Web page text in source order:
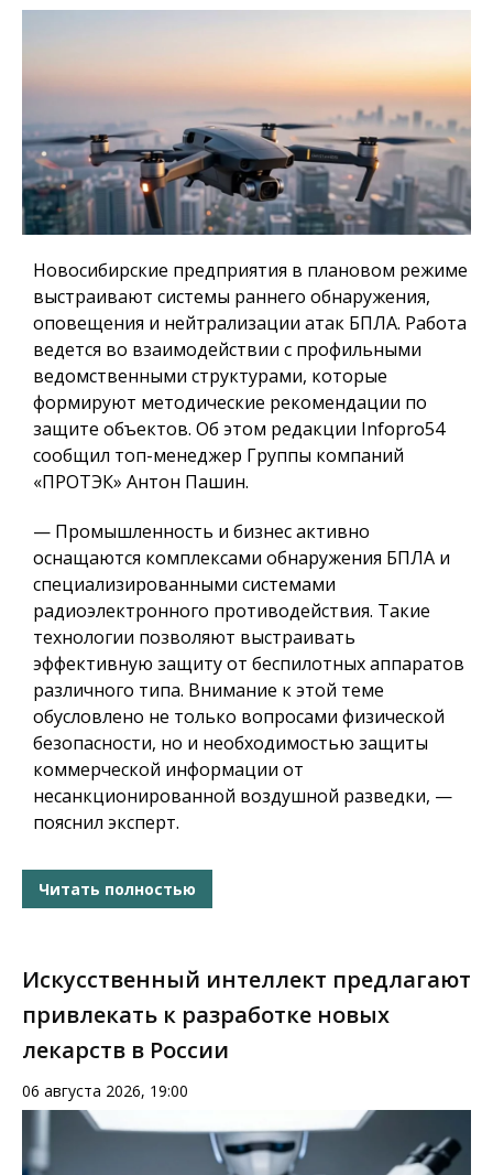
Новосибирские предприятия в плановом режиме
выстраивают системы раннего обнаружения,
оповещения и нейтрализации атак БПЛА. Работа
ведется во взаимодействии с профильными
ведомственными структурами, которые
формируют методические рекомендации по
защите объектов. Об этом редакции Infopro54
сообщил топ-менеджер Группы компаний
«ПРОТЭК» Антон Пашин.
— Промышленность и бизнес активно
оснащаются комплексами обнаружения БПЛА и
специализированными системами
радиоэлектронного противодействия. Такие
технологии позволяют выстраивать
эффективную защиту от беспилотных аппаратов
различного типа. Внимание к этой теме
обусловлено не только вопросами физической
безопасности, но и необходимостью защиты
коммерческой информации от
несанкционированной воздушной разведки, —
пояснил эксперт.
Читать полностью
Искусственный интеллект предлагают
привлекать к разработке новых
лекарств в России
06 августа 2026, 19:00